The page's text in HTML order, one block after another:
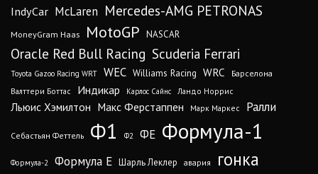
IndyCar McLaren Mercedes-AMG PETRONAS
MoneyGram Haas MotoGP NASCAR
Oracle Red Bull Racing Scuderia Ferrari
Toyota Gazoo Racing WRT WEC Williams Racing WRC
Барселона
Валттери Боттас
Индикар Карлос Сайнс Ландо Норрис
Льюис Хэмилтон Макс Ферстаппен Марк Маркес Ралли
Себастьян Феттель Ф1 Ф2 ФЕ Формула-1
Формула-2 Формула Е Шарль Леклер авария гонка